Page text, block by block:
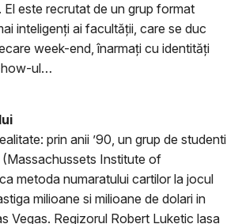
este recrutat de un grup format
inteligenți ai facultății, care se duc
week-end, înarmați cu identități
how-ul…
prin anii ’90, un grup de studenti
Institute of
metoda numaratului cartilor la jocul
milioane si milioane de dolari in
Vegas. Regizorul Robert Luketic lasa